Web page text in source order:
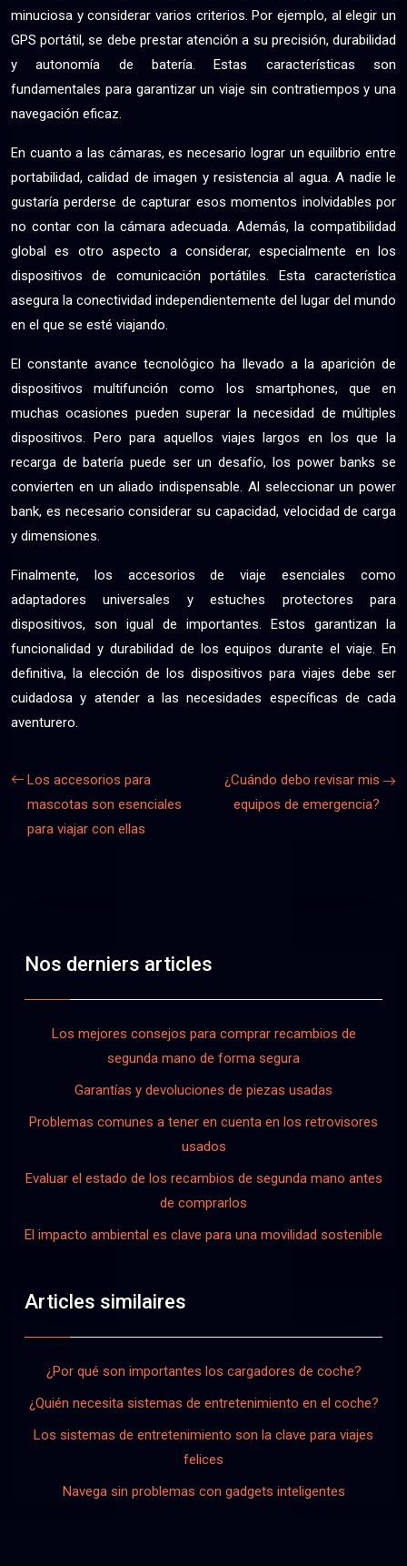
minuciosa y considerar varios criterios. Por ejemplo, al elegir un
GPS portátil, se debe prestar atención a su precisión, durabilidad
y autonomía de batería. Estas características son
fundamentales para garantizar un viaje sin contratiempos y una
navegación eficaz.
En cuanto a las cámaras, es necesario lograr un equilibrio entre
portabilidad, calidad de imagen y resistencia al agua. A nadie le
gustaría perderse de capturar esos momentos inolvidables por
no contar con la cámara adecuada. Además, la compatibilidad
global es otro aspecto a considerar, especialmente en los
dispositivos de comunicación portátiles. Esta característica
asegura la conectividad independientemente del lugar del mundo
en el que se esté viajando.
El constante avance tecnológico ha llevado a la aparición de
dispositivos multifunción como los smartphones, que en
muchas ocasiones pueden superar la necesidad de múltiples
dispositivos. Pero para aquellos viajes largos en los que la
recarga de batería puede ser un desafío, los power banks se
convierten en un aliado indispensable. Al seleccionar un power
bank, es necesario considerar su capacidad, velocidad de carga
y dimensiones.
Finalmente, los accesorios de viaje esenciales como
adaptadores universales y estuches protectores para
dispositivos, son igual de importantes. Estos garantizan la
funcionalidad y durabilidad de los equipos durante el viaje. En
definitiva, la elección de los dispositivos para viajes debe ser
cuidadosa y atender a las necesidades específicas de cada
aventurero.
Los accesorios para
mascotas son esenciales
para viajar con ellas
¿Cuándo debo revisar mis
equipos de emergencia?
Nos derniers articles
Los mejores consejos para comprar recambios de
segunda mano de forma segura
Garantías y devoluciones de piezas usadas
Problemas comunes a tener en cuenta en los retrovisores
usados
Evaluar el estado de los recambios de segunda mano antes
de comprarlos
El impacto ambiental es clave para una movilidad sostenible
Articles similaires
¿Por qué son importantes los cargadores de coche?
¿Quién necesita sistemas de entretenimiento en el coche?
Los sistemas de entretenimiento son la clave para viajes
felices
Navega sin problemas con gadgets inteligentes